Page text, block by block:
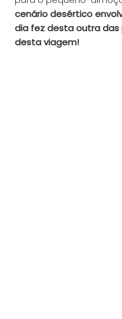
cenário desértico
dia fez desta outra
desta viagem!